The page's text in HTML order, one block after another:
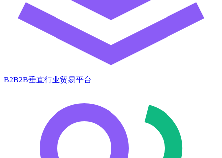
B2B2B垂直行业贸易平台